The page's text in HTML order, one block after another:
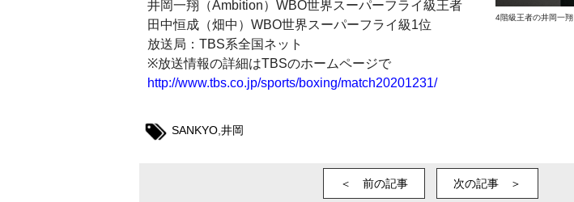
4階級王者の井岡一翔
井岡一翔（Ambition）WBO世界スーパーフライ級王者
田中恒成（畑中）WBO世界スーパーフライ級1位
放送局：TBS系全国ネット
※放送情報の詳細はTBSのホームページで
http://www.tbs.co.jp/sports/boxing/match20201231/
SANKYO,井岡
＜ 前の記事 次の記事 ＞